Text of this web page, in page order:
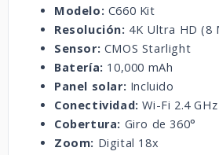
Modelo: C660 Kit
Resolución: 4K Ultra HD (8
Sensor: CMOS Starlight
Batería: 10,000 mAh
Panel solar: Incluido
Conectividad: Wi-Fi 2.4
Cobertura: Giro de 360°
Zoom: Digital 18x